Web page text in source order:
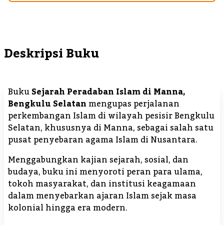
Deskripsi Buku
BukuSejarah Peradaban Islam di Manna,
Bengkulu Selatanmengupas perjalanan
perkembangan Islam di wilayah pesisir Bengkulu
Selatan, khususnya di Manna, sebagai salah satu
pusat penyebaran agama Islam di Nusantara.
Menggabungkan kajian sejarah, sosial, dan
budaya, buku ini menyoroti peran para ulama,
tokoh masyarakat, dan institusi keagamaan
dalam menyebarkan ajaran Islam sejak masa
kolonial hingga era modern.